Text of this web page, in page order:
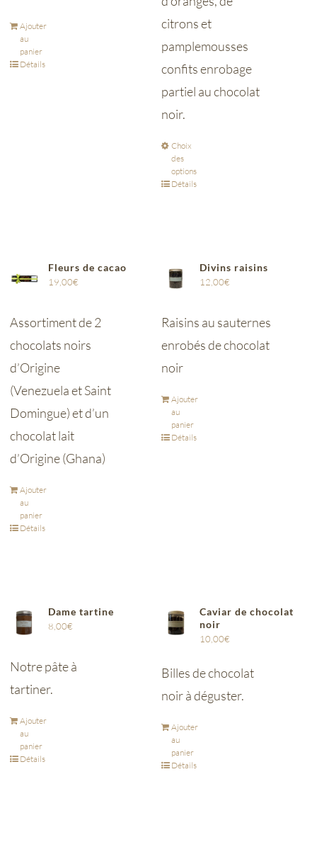
Ajouter
au
panier
Détails
citrons et
pamplemousses
confits enrobage
partiel au chocolat
noir.
Choix
des
options
Détails
Fleurs de cacao
19,00€
Assortiment de 2
chocolats noirs
d’Origine
(Venezuela et Saint
Domingue) et d’un
chocolat lait
d’Origine (Ghana)
Ajouter
au
panier
Détails
Divins raisins
12,00€
Raisins au sauternes
enrobés de chocolat
noir
Ajouter
au
panier
Détails
Dame tartine
8,00€
Notre pâte à
tartiner.
Ajouter
au
panier
Détails
Caviar de chocolat
noir
10,00€
Billes de chocolat
noir à déguster.
Ajouter
au
panier
Détails